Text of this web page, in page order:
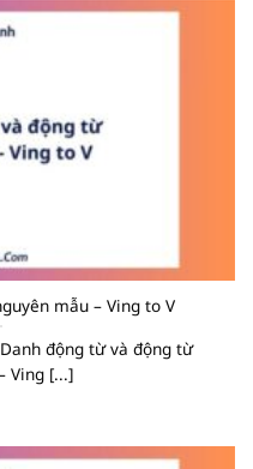
mẫu – Ving to V
động từ và động từ
Ving [...]